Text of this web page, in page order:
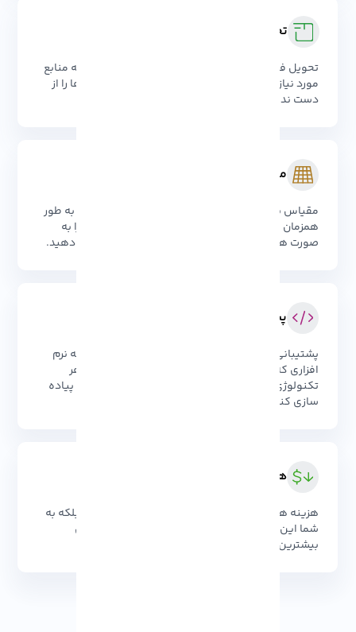
تحویل فوری
تحویل فوری و بدون تأخیر، تا در کمترین زمان ممکن به منابع
مورد نیاز خود دسترسی پیدا کنید و هیچ گاه فرصت ها را از
دست ندهید.
مقیاس پذیری بالا
مقیاس پذیری بی نهایت که به شما امکان می دهد تا به طور
همزمان با رشد کسب و کار، زیرساخت ها و منابع خود را به
صورت هوشمند و بدون هیچ گونه وقفه ای گسترش دهید.
پشتیبانی از محیط های توسعه
پشتیبانی کامل و بی دغدغه از انواع محیط های توسعه نرم
افزاری که به شما اجازه می دهد پروژه های خود را با هر
تکنولوژی و ابزاری که انتخاب می کنید به بهترین نحو پیاده
سازی کنید.
هزینه مقرون به صرفه
هزینه هایی که نه تنها بهینه و مقرون به صرفه اند، بلکه به
شما این امکان را می دهند تا با کمترین سرمایه‌گذاری
بیشترین بهره‌وری را از منابع خود کسب کنید.